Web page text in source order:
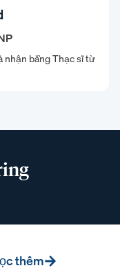
nhận bằng Thạc sĩ từ
thêm